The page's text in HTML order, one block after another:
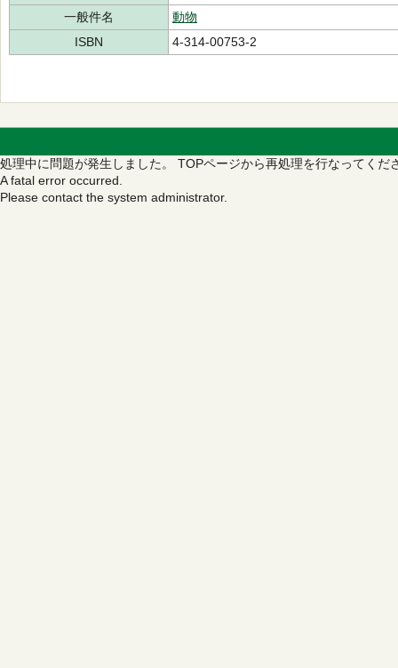
一般件名
動物
ISBN
4-314-00753-2
処理中に問題が発生しました。 TOPページから再処理を行なってくだ
A fatal error occurred.
Please contact the system administrator.